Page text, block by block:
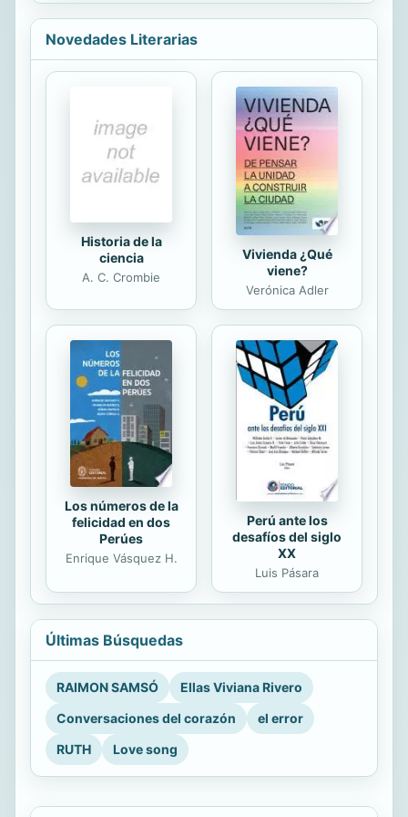
manejando. Asi empieza una
pesadilla que se va desarrollando
con consecuencias cada vez mas
graves. Una novela imponente que
trata de lo bueno, lo malo y todo lo
que hay entre ambos, Tr3s es una
historia de suspenso psicologico que
arranca a plena velocidad y tiene al
lector desbalanceado con curiosidad
hasta la ultima pagina.
Novedades Literarias
Historia de la
ciencia
A. C. Crombie
Vivienda ¿Qué
viene?
Verónica Adler
Los números de la
felicidad en dos
Perúes
Enrique Vásquez H.
Perú ante los
desafíos del siglo
XX
Luis Pásara
Últimas Búsquedas
RAIMON SAMSÓ
Ellas Viviana Rivero
Conversaciones del corazón
el error
RUTH
Love song